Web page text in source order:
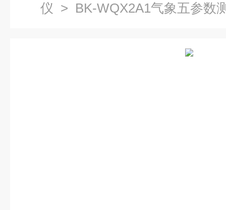
仪 > BK-WQX2A1气象五参数